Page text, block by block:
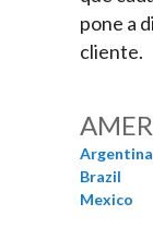
pone a
cliente.
Argentina
Brazil
Mexico